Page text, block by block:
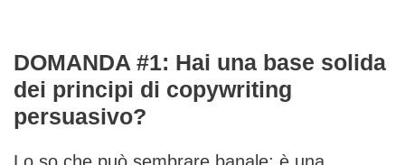
DOMANDA #1: Hai una base solida
dei principi di copywriting
persuasivo?